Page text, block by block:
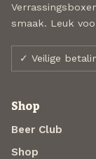
smaak. Leuk
✓ Veilige
Shop
Beer Club
Shop